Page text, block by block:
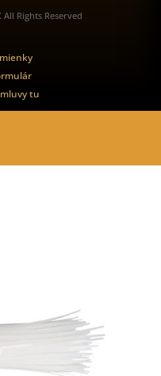
Rights Reserved
tu